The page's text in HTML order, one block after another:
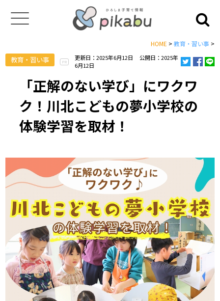
HOME > 教育・習い事 >
教育・習い事 PR
更新日：2025年6月12日
公開日：2025年
6月12日
「正解のない学び」にワクワ
ク！川北こどもの夢小学校の
体験学習を取材！